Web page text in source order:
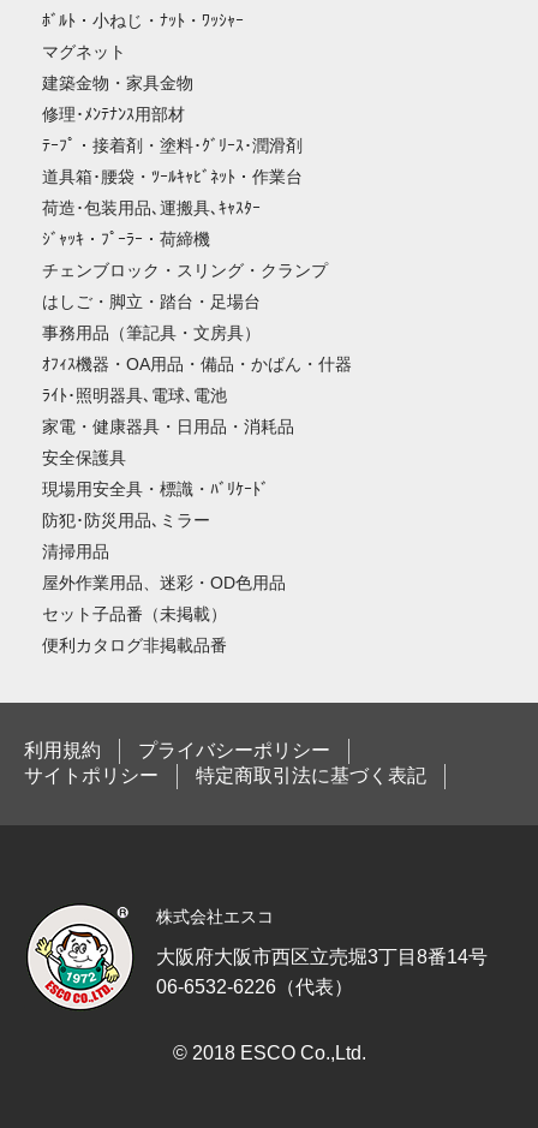
ﾎﾞﾙﾄ・小ねじ・ﾅｯﾄ・ﾜｯｼｬｰ
マグネット
建築金物・家具金物
修理･ﾒﾝﾃﾅﾝｽ用部材
ﾃｰﾌﾟ・接着剤・塗料･ｸﾞﾘｰｽ･潤滑剤
道具箱･腰袋・ﾂｰﾙｷｬﾋﾞﾈｯﾄ・作業台
荷造･包装用品､運搬具､ｷｬｽﾀｰ
ｼﾞｬｯｷ・ﾌﾟｰﾗｰ・荷締機
チェンブロック・スリング・クランプ
はしご・脚立・踏台・足場台
事務用品（筆記具・文房具）
ｵﾌｨｽ機器・OA用品・備品・かばん・什器
ﾗｲﾄ･照明器具､電球､電池
家電・健康器具・日用品・消耗品
安全保護具
現場用安全具・標識・ﾊﾞﾘｹｰﾄﾞ
防犯･防災用品､ミラー
清掃用品
屋外作業用品、迷彩・OD色用品
セット子品番（未掲載）
便利カタログ非掲載品番
利用規約
プライバシーポリシー
サイトポリシー
特定商取引法に基づく表記
株式会社エスコ
大阪府大阪市西区立売堀3丁目8番14号
06-6532-6226（代表）
© 2018 ESCO Co.,Ltd.